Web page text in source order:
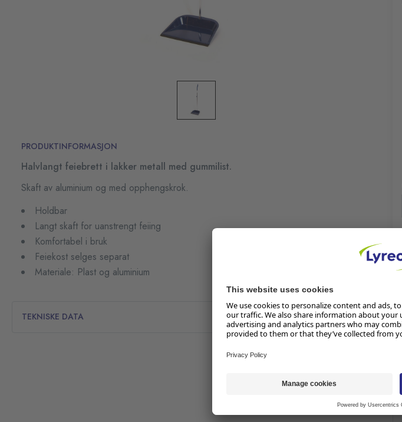
PRODUKTINFORMASJON
Halvlangt feiebrett i lakker metall med gummilist.
Skaft av aluminium og med opphengskrok.
Holdbar
Langt skaft for uanstrengt feiing
Komfortabel i bruk
Feiekost selges separat
Materiale: Plast og aluminium
TEKNISKE DATA